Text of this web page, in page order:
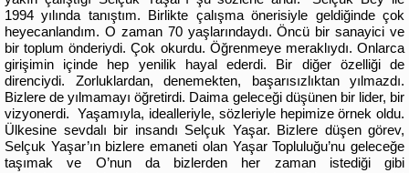
1994 yılında tanıştım. Birlikte çalışma önerisiyle geldiğinde çok
heyecanlandım. O zaman 70 yaşlarındaydı. Öncü bir sanayici ve
bir toplum önderiydi. Çok okurdu. Öğrenmeye meraklıydı. Onlarca
girişimin içinde hep yenilik hayal ederdi. Bir diğer özelliği de
direnciydi. Zorluklardan, denemekten, başarısızlıktan yılmazdı.
Bizlere de yılmamayı öğretirdi. Daima geleceği düşünen bir lider, bir
vizyonerdi. Yaşamıyla, idealleriyle, sözleriyle hepimize örnek oldu.
Ülkesine sevdalı bir insandı Selçuk Yaşar. Bizlere düşen görev,
Selçuk Yaşar’ın bizlere emaneti olan Yaşar Topluluğu’nu geleceğe
taşımak ve O’nun da bizlerden her zaman istediği gibi